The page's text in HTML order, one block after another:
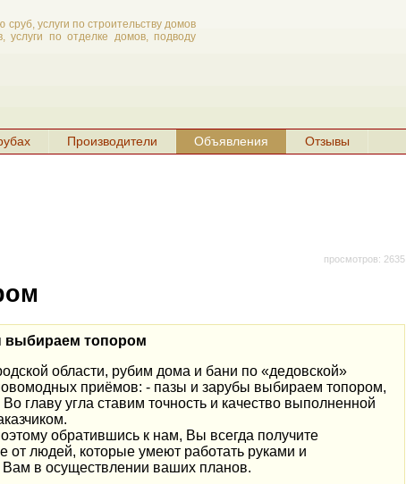
Производители Объявления Отзывы
услуги по строительству домов
услуги по отделке домов, подводу
просмотров: 2635
топором
области, рубим дома и бани по «дедовской»
приёмов: - пазы и зарубы выбираем топором,
главу угла ставим точность и качество выполненной
обратившись к нам, Вы всегда получите
от людей, которые умеют работать руками и
в осуществлении ваших планов.